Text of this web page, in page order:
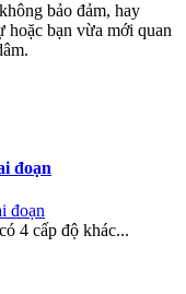
bảo đảm, hay
hoặc bạn vừa mới quan
đoạn
4 cấp độ khác...